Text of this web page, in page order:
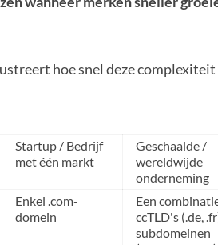
hoe snel deze
Startup / Bedrijf
met één markt
Geschaalde /
wereldwijde
onderneming
Enkel .com-
domein
Een
ccTLD's (.de,
subdomeinen